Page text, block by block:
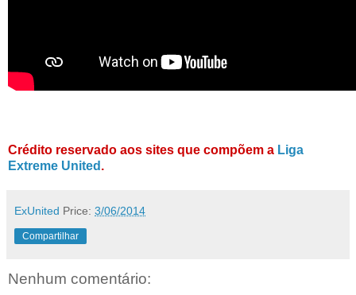
Crédito reservado aos sites que compõem a Liga
Extreme United .
ExUnited Price: 3/06/2014
Compartilhar
Nenhum comentário: